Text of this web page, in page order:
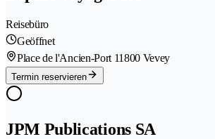
Reisebüro
Geöffnet
Place de l'Ancien-Port 11800 Vevey
Termin reservieren
JPM Publications SA